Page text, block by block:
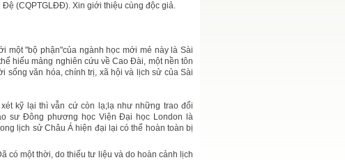
(CQPTGLĐĐ). Xin giới thiệu cùng độc giả.
một "bộ phận"của ngành học mới mẻ này là Sài
hiếu mảng nghiên cứu về Cao Đài, một nền tôn
sống văn hóa, chính trị, xã hội và lịch sử của Sài
kỹ lại thì vẫn cứ còn lạ;lạ như những trao đổi
sư Đông phương học Viện Đại học London là
lịch sử Châu Á hiện đại lại có thể hoàn toàn bị
có một thời, do thiếu tư liệu và do hoàn cảnh lịch